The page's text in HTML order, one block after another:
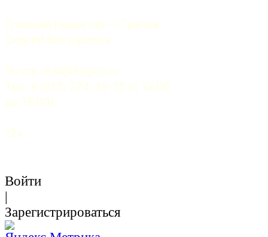
Главный редактор — Грачев
Сергей Викторович.
Почта: mail@5uglov.ru
Тел. 8 (812) 274-35-25 (c 12.00
до 18.00)
12+
Войти
|
Зарегистрироваться